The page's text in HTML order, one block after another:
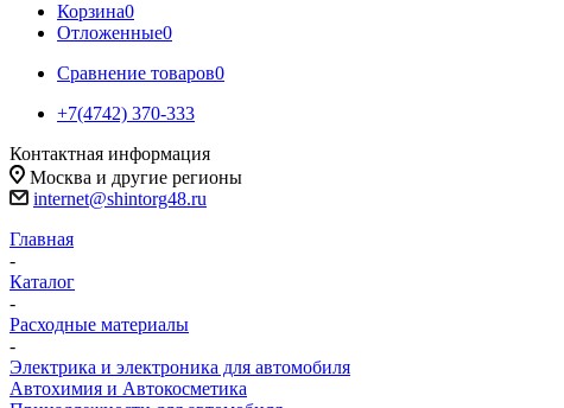
Корзина0
Отложенные0
Сравнение товаров0
+7(4742) 370-333
Контактная информация
Москва и другие регионы
internet@shintorg48.ru
Главная
-
Каталог
-
Расходные материалы
-
Электрика и электроника для автомобиля
Автохимия и Автокосметика